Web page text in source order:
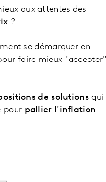
aux attentes des
?
se démarquer en
faire mieux "accepter"
de solutionsqui
pour pallier l'inflation